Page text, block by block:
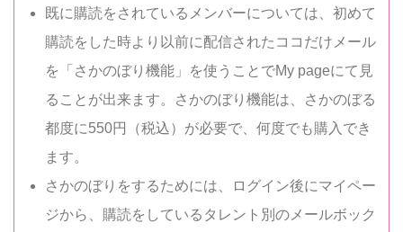
既に購読をされているメンバーについては、初めて
購読をした時より以前に配信されたココだけメール
を「さかのぼり機能」を使うことでMy pageにて見
ることが出来ます。さかのぼり機能は、さかのぼる
都度に550円（税込）が必要で、何度でも購入でき
ます。
さかのぼりをするためには、ログイン後にマイペー
ジから、購読をしているタレント別のメールボック